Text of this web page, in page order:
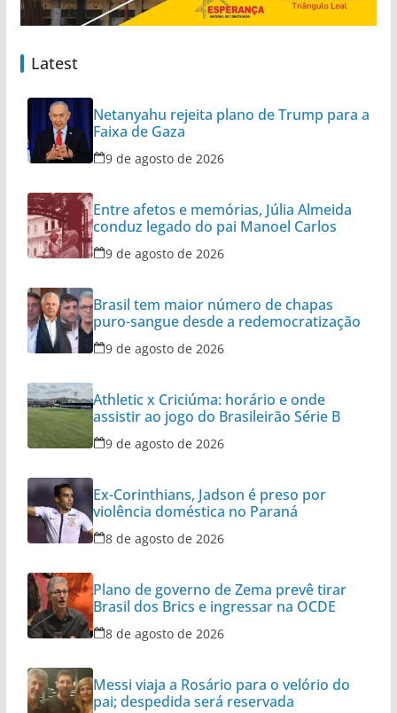
Latest
Netanyahu rejeita plano de Trump para a
Faixa de Gaza
9 de agosto de 2026
Entre afetos e memórias, Júlia Almeida
conduz legado do pai Manoel Carlos
9 de agosto de 2026
Brasil tem maior número de chapas
puro-sangue desde a redemocratização
9 de agosto de 2026
Athletic x Criciúma: horário e onde
assistir ao jogo do Brasileirão Série B
9 de agosto de 2026
Ex-Corinthians, Jadson é preso por
violência doméstica no Paraná
8 de agosto de 2026
Plano de governo de Zema prevê tirar
Brasil dos Brics e ingressar na OCDE
8 de agosto de 2026
Messi viaja a Rosário para o velório do
pai; despedida será reservada